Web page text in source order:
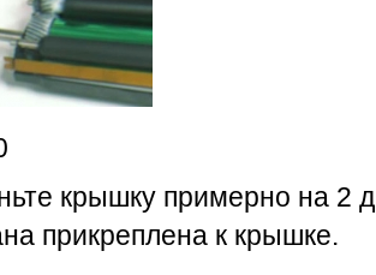
крышку примерно на 2
прикреплена к крышке.